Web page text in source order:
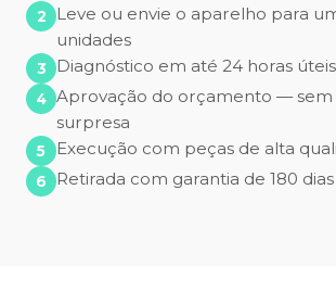
Leve ou envie o aparelho para
unidades
Diagnóstico em até 24 horas úteis
Aprovação do orçamento — sem
surpresa
Execução com peças de alta
Retirada com garantia de 180 dias